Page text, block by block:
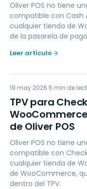
Oliver POS no tiene
compatible con Cash
cualquier tienda de
de la pasarela de
Leer artículo
TP
PAYMENTS
19 may 2026 5 min de
TPV para
de Oliver POS
Oliver POS no tiene
compatible con
cualquier tienda de
de WooCommerce,
dentro del TPV.